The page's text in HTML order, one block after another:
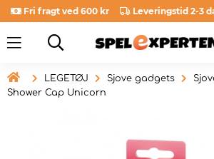
Fri fragt ved 600 kr Leveringstid 2-3
 LEGETØJ Sjove gadgets
Shower Cap Unicorn